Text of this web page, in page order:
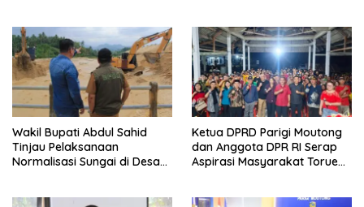
Wakil Bupati Abdul Sahid
Tinjau Pelaksanaan
Normalisasi Sungai di Desa
Ketua DPRD Parigi Moutong
dan Anggota DPR RI Serap
Aspirasi Masyarakat Torue